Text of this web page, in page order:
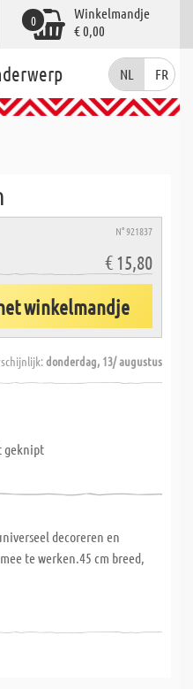
Winkelmandje
€ 0,00
0
NL FR
N° 921837
€ 15,80
winkelmandje
donderdag, 13/ augustus
geknipt
decoreren en
te werken.45 cm breed,